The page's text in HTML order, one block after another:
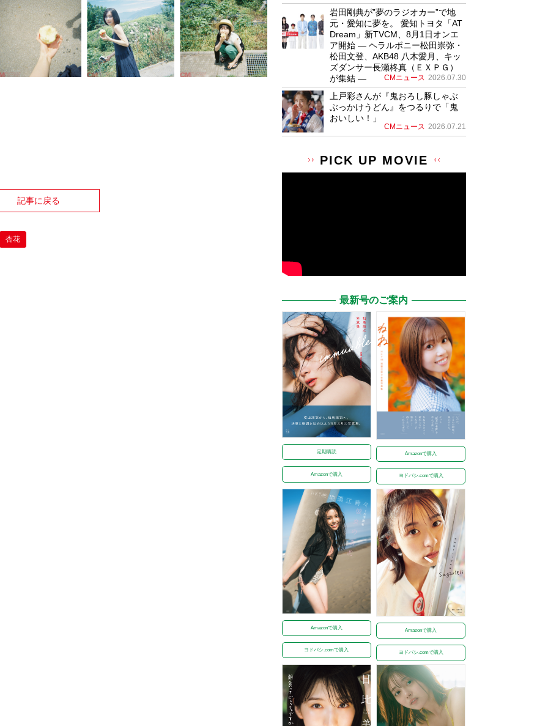
記事に戻る
杏花
岩田剛典が”夢のラジオカー”で地
元・愛知に夢を。 愛知トヨタ「AT
Dream」新TVCM、8月1日オンエ
ア開始 ― ヘラルボニー松田崇弥・
松田文登、AKB48 八木愛月、キッ
ズダンサー長瀬柊真（ＥＸＰＧ）
が集結 ―
CMニュース 2026.07.30
上戸彩さんが『鬼おろし豚しゃぶ
ぶっかけうどん』をつるりで「鬼
おいしい！」
CMニュース 2026.07.21
PICK UP MOVIE
最新号のご案内
定期購読
Amazonで購入
Amazonで購入
ヨドバシ.comで購入
Amazonで購入
ヨドバシ.comで購入
Amazonで購入
ヨドバシ.comで購入